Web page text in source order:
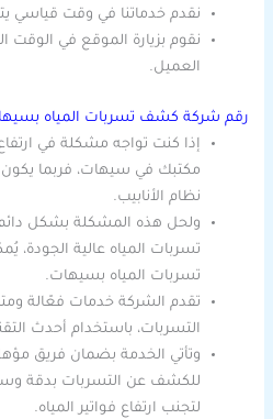
نقدم خدماتنا في وقت قياسي
نقوم بزيارة الموقع في الوقت
العميل.
رقم شركة كشف تسربات المياه
إذا كنت تواجه مشكلة في
مكتبك في سيهات، فربما
نظام الأنابيب.
ولحل هذه المشكلة بشكل
تسربات المياه عالية
تسربات المياه بسيهات.
تقدم الشركة خدمات فعّالة
التسربات، باستخدام أحدث
وتأتي الخدمة بضمان فريق
للكشف عن التسربات بدقة
لتجنب ارتفاع فواتير المياه.